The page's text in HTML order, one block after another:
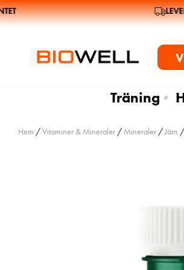
Träning
Hem /Vitaminer & Mineraler / Mineraler /Järn /